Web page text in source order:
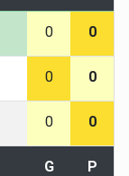
0 0
0 0
0 0
G P